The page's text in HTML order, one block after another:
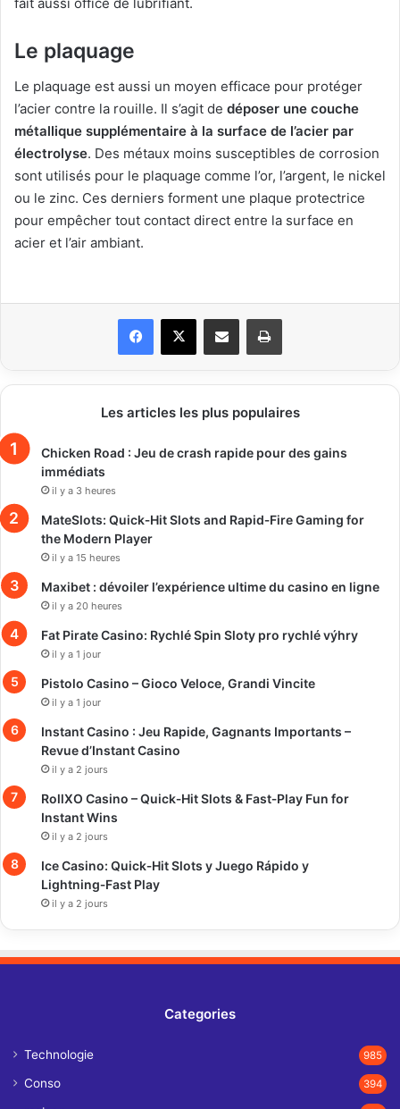
Le plaquage
Le plaquage est aussi un moyen efficace pour protéger
l’acier contre la rouille. Il s’agit de déposer une couche
métallique supplémentaire à la surface de l’acier par
électrolyse. Des métaux moins susceptibles de corrosion
sont utilisés pour le plaquage comme l’or, l’argent, le nickel
ou le zinc. Ces derniers forment une plaque protectrice
pour empêcher tout contact direct entre la surface en
acier et l’air ambiant.
Facebook
X Partager par email Imprimer
Les articles les plus populaires
Chicken Road : Jeu de crash rapide pour des gains
immédiats
il y a 3 heures
MateSlots: Quick‑Hit Slots and Rapid‑Fire Gaming for
the Modern Player
il y a 15 heures
Maxibet : dévoiler l’expérience ultime du casino en ligne
il y a 20 heures
Fat Pirate Casino: Rychlé Spin Sloty pro rychlé výhry
il y a 1 jour
Pistolo Casino – Gioco Veloce, Grandi Vincite
il y a 1 jour
Instant Casino : Jeu Rapide, Gagnants Importants –
Revue d’Instant Casino
il y a 2 jours
RollXO Casino – Quick‑Hit Slots & Fast‑Play Fun for
Instant Wins
il y a 2 jours
Ice Casino: Quick‑Hit Slots y Juego Rápido y
Lightning‑Fast Play
il y a 2 jours
Categories
Technologie 985
Conso 394